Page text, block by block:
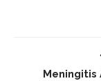
Meningitis